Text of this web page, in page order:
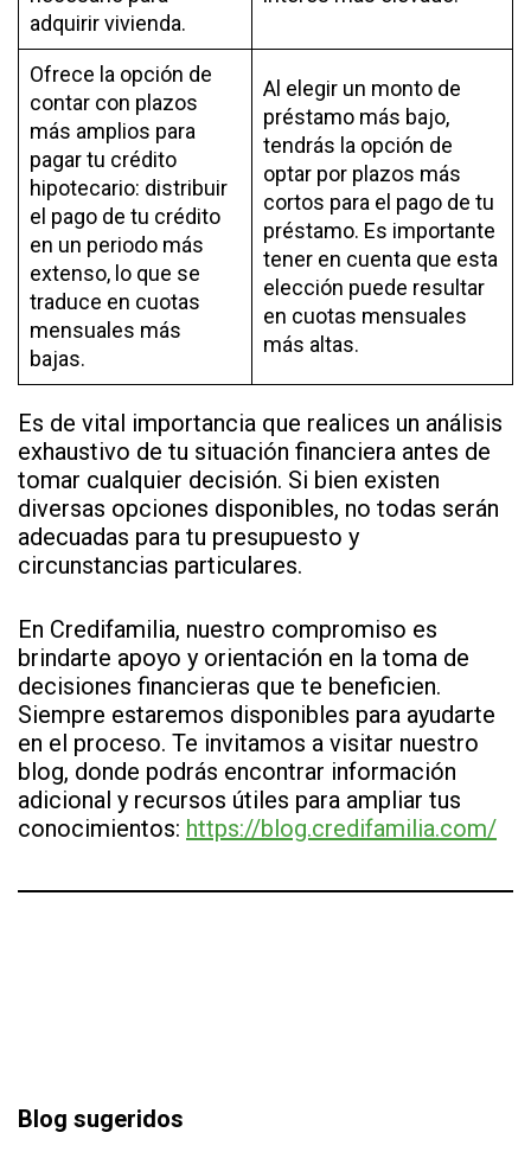
adquirir vivienda.
Ofrece la opción de
contar con plazos
más amplios para
pagar tu crédito
hipotecario: distribuir
el pago de tu crédito
en un periodo más
extenso, lo que se
traduce en cuotas
mensuales más
bajas.
Al elegir un monto de
préstamo más bajo,
tendrás la opción de
optar por plazos más
cortos para el pago de tu
préstamo. Es importante
tener en cuenta que esta
elección puede resultar
en cuotas mensuales
más altas.
Es de vital importancia que realices un análisis
exhaustivo de tu situación financiera antes de
tomar cualquier decisión. Si bien existen
diversas opciones disponibles, no todas serán
adecuadas para tu presupuesto y
circunstancias particulares.
En Credifamilia, nuestro compromiso es
brindarte apoyo y orientación en la toma de
decisiones financieras que te beneficien.
Siempre estaremos disponibles para ayudarte
en el proceso. Te invitamos a visitar nuestro
blog, donde podrás encontrar información
adicional y recursos útiles para ampliar tus
conocimientos: https://blog.credifamilia.com/
Blog sugeridos